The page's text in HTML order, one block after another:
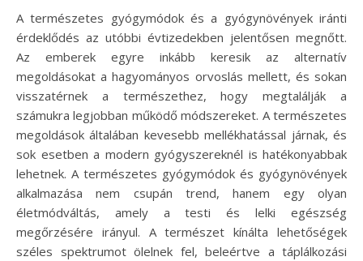
A természetes gyógymódok és a gyógynövények iránti
érdeklődés az utóbbi évtizedekben jelentősen megnőtt.
Az emberek egyre inkább keresik az alternatív
megoldásokat a hagyományos orvoslás mellett, és sokan
visszatérnek a természethez, hogy megtalálják a
számukra legjobban működő módszereket. A természetes
megoldások általában kevesebb mellékhatással járnak, és
sok esetben a modern gyógyszereknél is hatékonyabbak
lehetnek. A természetes gyógymódok és gyógynövények
alkalmazása nem csupán trend, hanem egy olyan
életmódváltás, amely a testi és lelki egészség
megőrzésére irányul. A természet kínálta lehetőségek
széles spektrumot ölelnek fel, beleértve a táplálkozási